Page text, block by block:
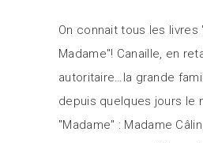
On connait tous les livres
Madame"! Canaille, en
autoritaire…la grande
depuis quelques jours le
"Madame" : Madame